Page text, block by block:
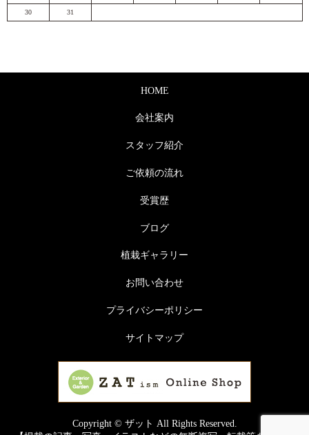
30 31
HOME
会社案内
スタッフ紹介
ご依頼の流れ
受賞歴
ブログ
植栽ギャラリー
お問い合わせ
プライバシーポリシー
サイトマップ
Copyright © ザット All Rights Reserved.